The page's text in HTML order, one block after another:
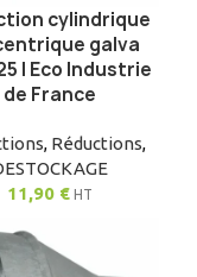
cylindrique
galva
| Eco Industrie
de France
, Réductions,
11,90 € HT